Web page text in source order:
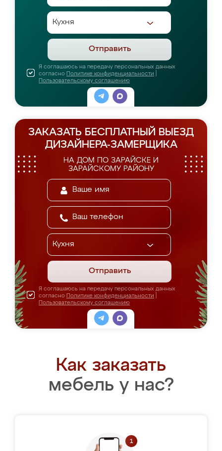
Отправить
Я соглашаюсь на передачу персональных данных
согласно Политике конфиденциальности
Пользовательскому соглашению
ЗАКАЗАТЬ БЕСПЛАТНЫЙ ВЫЕЗД
ДИЗАЙНЕРА-ЗАМЕРЩИКА
НА ДОМ ПО ЗАРАЙСКЕ И
ЗАРАЙСКОМУ РАЙОНУ
Отправить
Я соглашаюсь на передачу персональных данных
согласно Политике конфиденциальности
Пользовательскому соглашению
Как заказать
мебель у нас?